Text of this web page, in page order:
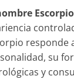
Escorpio
responde
su
y